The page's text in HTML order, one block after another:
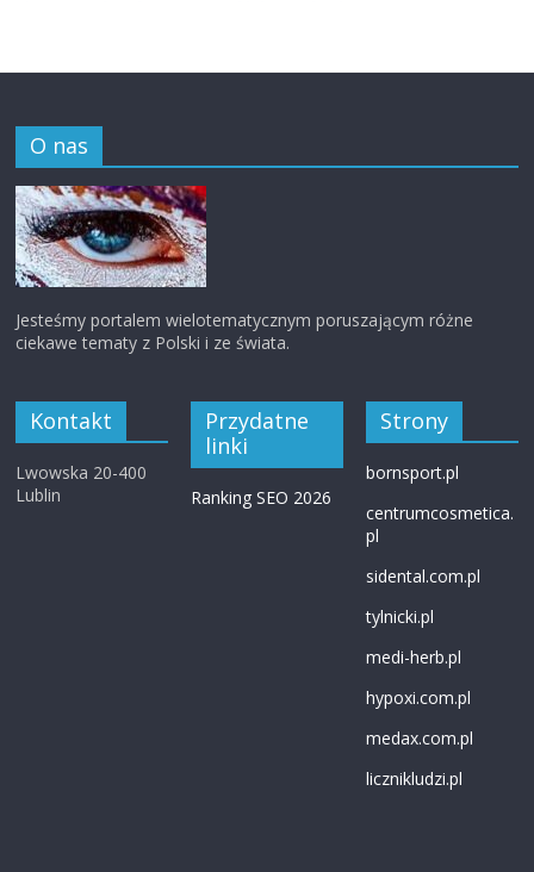
O nas
Jesteśmy portalem wielotematycznym poruszającym różne
ciekawe tematy z Polski i ze świata.
Kontakt
Lwowska 20-400
Lublin
Przydatne
linki
Ranking SEO 2026
Strony
bornsport.pl
centrumcosmetica.
pl
sidental.com.pl
tylnicki.pl
medi-herb.pl
hypoxi.com.pl
medax.com.pl
licznikludzi.pl